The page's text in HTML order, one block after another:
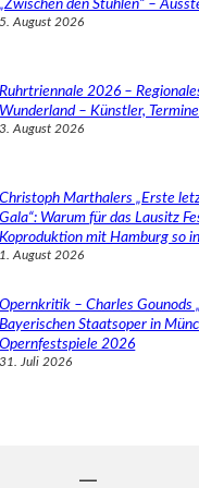
„Zwischen den Stühlen“ –
5. August 2026
Ruhrtriennale 2026 –
Wunderland – Künstler,
3. August 2026
Christoph Marthalers „Erste
Gala“: Warum für das Lausitz
Koproduktion mit Hamburg so
1. August 2026
Opernkritik – Charles Gounods
Bayerischen Staatsoper in
Opernfestspiele 2026
31. Juli 2026